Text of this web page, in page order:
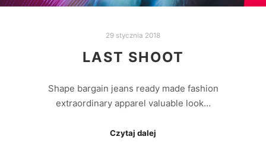
29 stycznia 2018
LAST SHOOT
Shape bargain jeans ready made fashion
extraordinary apparel valuable look…
Czytaj dalej